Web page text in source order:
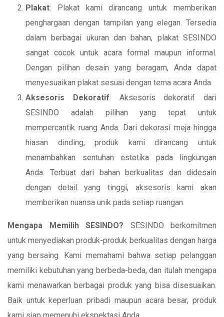
Plakat: Plakat kami dirancang untuk memberikan
penghargaan dengan tampilan yang elegan. Tersedia
dalam berbagai ukuran dan bahan, plakat SESINDO
sangat cocok untuk acara formal maupun informal.
Dengan pilihan desain yang beragam, Anda dapat
menyesuaikan plakat sesuai dengan tema acara Anda.
Aksesoris Dekoratif: Aksesoris dekoratif dari
SESINDO adalah pilihan yang tepat untuk
mempercantik ruang Anda. Dari dekorasi meja hingga
hiasan dinding, produk kami dirancang untuk
menambahkan sentuhan estetika pada lingkungan
Anda. Terbuat dari bahan berkualitas dan didesain
dengan detail yang tinggi, aksesoris kami akan
memberikan nuansa unik pada setiap ruangan.
Mengapa Memilih SESINDO? SESINDO berkomitmen
untuk menyediakan produk-produk berkualitas dengan harga
yang bersaing. Kami memahami bahwa setiap pelanggan
memiliki kebutuhan yang berbeda-beda, dan itulah mengapa
kami menawarkan berbagai produk yang bisa disesuaikan.
Baik untuk keperluan pribadi maupun acara besar, produk